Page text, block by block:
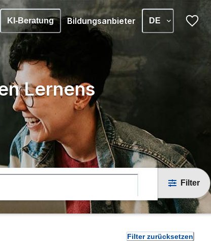
KI-Beratung Bildungsanbieter DE
Lernens
Filter
Filter zurücksetzen